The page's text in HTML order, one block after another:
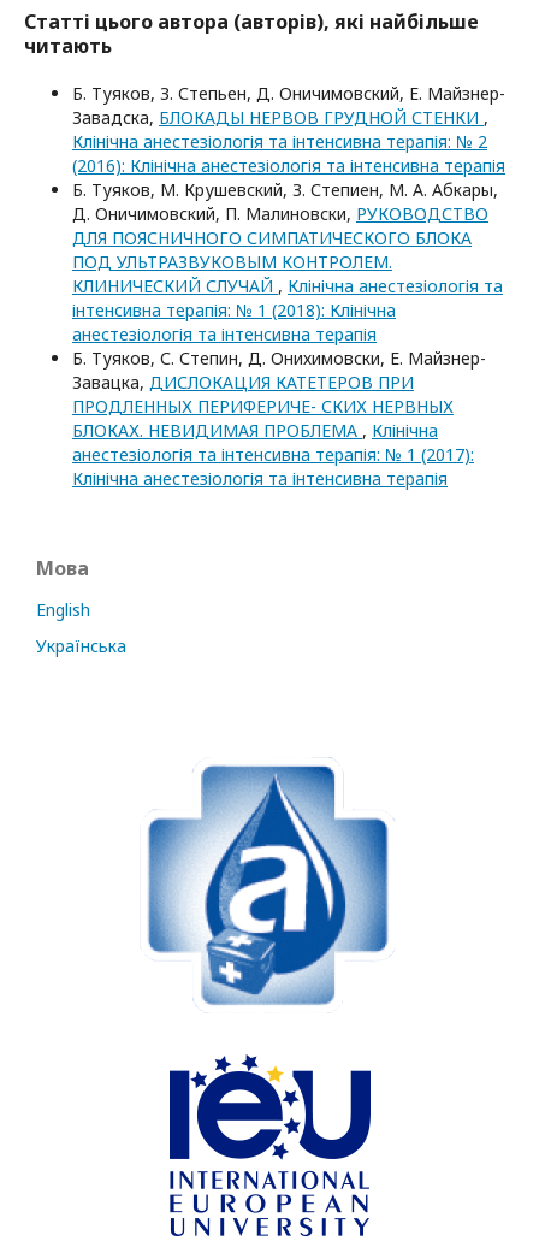
Статті цього автора (авторів), які найбільше
читають
Б. Туяков, З. Степьен, Д. Oничимовский, Е. Майзнер-
Завадска, БЛОКАДЫ НЕРВОВ ГРУДНОЙ СТЕНКИ ,
Клінічна анестезіологія та інтенсивна терапія: № 2
(2016): Клінічна анестезіологія та інтенсивна терапія
Б. Туяков, М. Крушевский, З. Степиен, М. А. Абкары,
Д. Оничимовский, П. Малиновски, РУКОВОДСТВО
ДЛЯ ПОЯСНИЧНОГО СИМПАТИЧЕСКОГО БЛОКА
ПОД УЛЬТРАЗВУКОВЫМ КОНТРОЛЕМ.
КЛИНИЧЕСКИЙ СЛУЧАЙ , Клінічна анестезіологія та
інтенсивна терапія: № 1 (2018): Клінічна
анестезіологія та інтенсивна терапія
Б. Туяков, С. Степин, Д. Онихимовски, Е. Майзнер-
Завацка, ДИСЛОКАЦИЯ КАТЕТЕРОВ ПРИ
ПРОДЛЕННЫХ ПЕРИФЕРИЧЕ- СКИХ НЕРВНЫХ
БЛОКАХ. НЕВИДИМАЯ ПРОБЛЕМА , Клінічна
анестезіологія та інтенсивна терапія: № 1 (2017):
Клінічна анестезіологія та інтенсивна терапія
Мова
English
Українська